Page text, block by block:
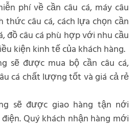
phí về cần câu cá, máy câu
thức câu cá, cách lựa chọn cần
đồ câu cá phù hợp với nhu cầu
kiện kinh tế của khách hàng.
sẽ được mua bộ cần câu cá,
cá chất lượng tốt và giá cả rẻ
sẽ được giao hàng tận nới
Quý khách nhận hàng mới